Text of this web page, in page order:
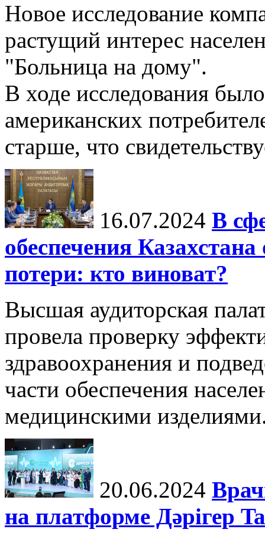
Новое исследование
растущий интерес
"Больница на дому".
В ходе исследования
американских
старше, что
16.07.2024 В
обеспечения
потери: кто виноват?
Высшая аудиторская
провела проверку
здравоохранения и
части обеспечения
медицинскими
20.06.2024
на платформе Дәрігер